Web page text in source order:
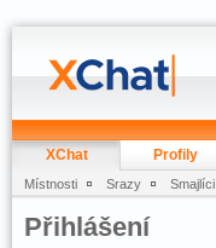
XChat Profily
Místnosti Srazy Smajlíci
Přihlášení